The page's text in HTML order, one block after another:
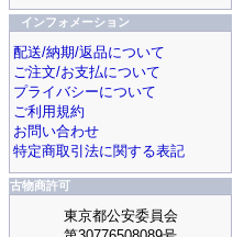
インフォメーション
配送/納期/返品について
ご注文/お支払について
プライバシーについて
ご利用規約
お問い合わせ
特定商取引法に関する表記
古物商許可
東京都公安委員会